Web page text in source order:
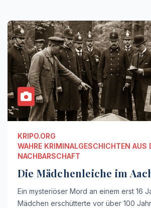
KRIPO.ORG
WAHRE KRIMINALGESCHICHTEN AUS
NACHBARSCHAFT
Die Mädchenleiche im
Ein mysteriöser Mord an einem erst 16
Mädchen erschütterte vor über 100